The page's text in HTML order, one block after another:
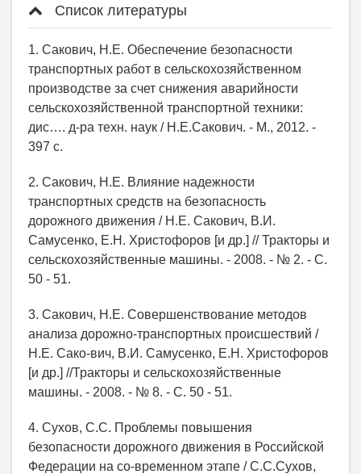
Список литературы
1. Сакович, Н.Е. Обеспечение безопасности
транспортных работ в сельскохозяйственном
производстве за счет снижения аварийности
сельскохозяйственной транспортной техники:
дис…. д-ра техн. наук / Н.Е.Сакович. - М., 2012. -
397 с.
2. Сакович, Н.Е. Влияние надежности
транспортных средств на безопасность
дорожного движения / Н.Е. Сакович, В.И.
Самусенко, Е.Н. Христофоров [и др.] // Тракторы и
сельскохозяйственные машины. - 2008. - № 2. - С.
50 - 51.
3. Сакович, Н.Е. Совершенствование методов
анализа дорожно-транспортных происшествий /
Н.Е. Сако-вич, В.И. Самусенко, Е.Н. Христофоров
[и др.] //Тракторы и сельскохозяйственные
машины. - 2008. - № 8. - С. 50 - 51.
4. Сухов, С.С. Проблемы повышения
безопасности дорожного движения в Российской
Федерации на со-временном этапе / С.С.Сухов,